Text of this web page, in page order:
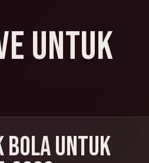
UNTUK
BOLA UNTUK